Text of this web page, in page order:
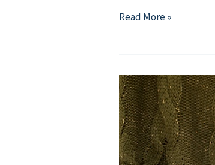
2026
精
選
好
文
Read More »